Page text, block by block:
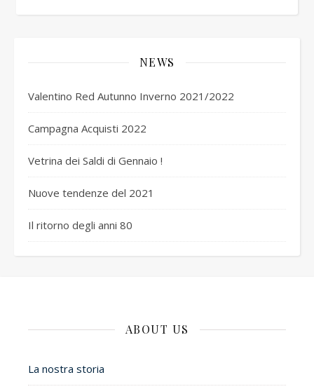
NEWS
Valentino Red Autunno Inverno 2021/2022
Campagna Acquisti 2022
Vetrina dei Saldi di Gennaio !
Nuove tendenze del 2021
Il ritorno degli anni 80
ABOUT US
La nostra storia